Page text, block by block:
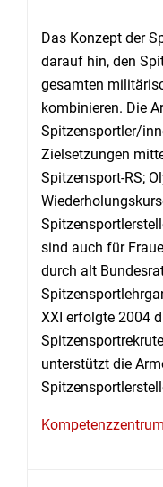
Das Konzept der
darauf hin, den
gesamten
kombinieren. Die
Spitzensportler/
Zielsetzungen
Spitzensport-RS;
sind auch für
durch alt
XXI erfolgte 2004
unterstützt die